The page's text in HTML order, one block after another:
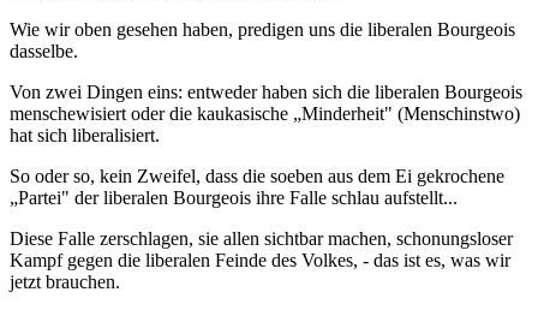
Wie wir oben gesehen haben, predigen uns die liberalen Bourgeois
dasselbe.
Von zwei Dingen eins: entweder haben sich die liberalen Bourgeois
menschewisiert oder die kaukasische „Minderheit" (Menschinstwo)
hat sich liberalisiert.
So oder so, kein Zweifel, dass die soeben aus dem Ei gekrochene
„Partei" der liberalen Bourgeois ihre Falle schlau aufstellt...
Diese Falle zerschlagen, sie allen sichtbar machen, schonungsloser
Kampf gegen die liberalen Feinde des Volkes, - das ist es, was wir
jetzt brauchen.